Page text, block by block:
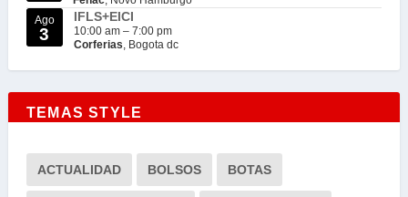
Ago
3
IFLS+EICI
10:00 am – 7:00 pm
Corferias, Bogota dc
TEMAS STYLE
ACTUALIDAD BOLSOS BOTAS